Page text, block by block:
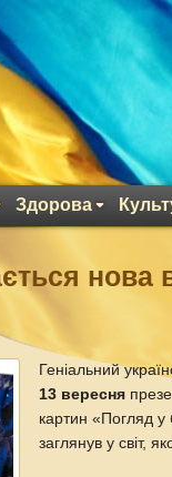
Здорова
нова
Геніальний
13 вересня
картин «Погляд
заглянув у світ,